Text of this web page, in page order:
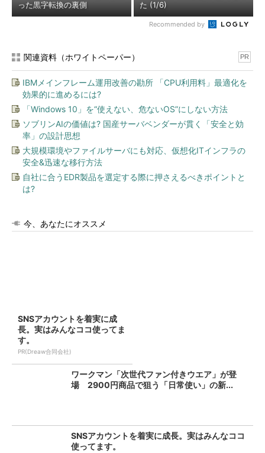
った黒字転換の裏側 た (1/6)
Recommended by
関連資料（ホワイトペーパー） PR
IBMメインフレーム運用改善の勘所 「CPU利用料」最適化を
効果的に進めるには?
「Windows 10」を“使えない、危ないOS”にしない方法
ソブリンAIの価値は? 国産サーバベンダーが貫く「安全と効
率」の設計思想
大規模環境やファイルサーバにも対応、仮想化ITインフラの
安全&迅速な移行方法
自社に合うEDR製品を選定する際に押さえるべきポイントと
は?
今、あなたにオススメ
SNSアカウントを着実に成
長。実はみんなココ使ってま
す。
PR(Dreaw合同会社)
ワークマン「次世代ファン付きウエア」が登
場 2900円商品で狙う「日常使い」の新...
SNSアカウントを着実に成長。実はみんなココ
使ってます。